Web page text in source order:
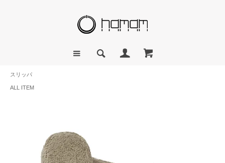
スリッパ
ALL ITEM